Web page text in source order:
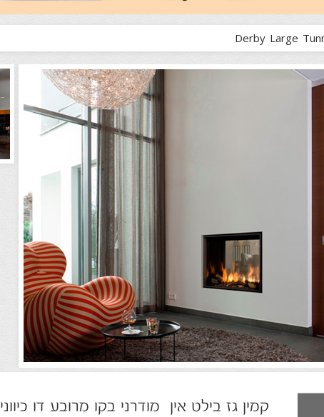
קמין גז בילט אין מודרני בקו מרובע דו כיווני